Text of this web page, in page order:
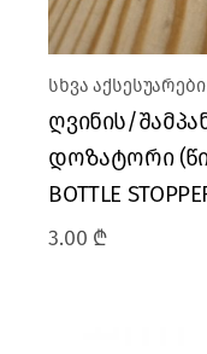
სხვა აქსესუარები
ღვინის/
დოზატორი
BOTTLE
3.00 ₾